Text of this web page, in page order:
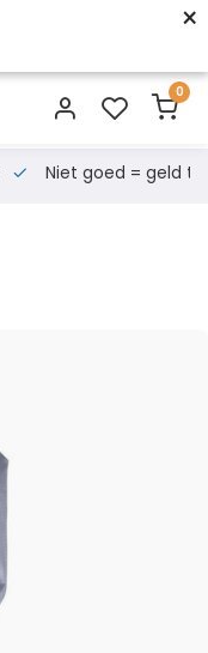
×
0
Niet goed = geld